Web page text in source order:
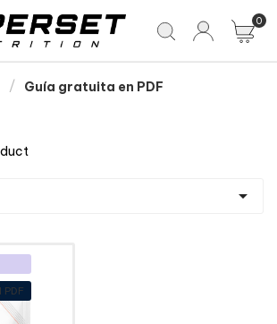
0
Guía gratuita en PDF

PDF